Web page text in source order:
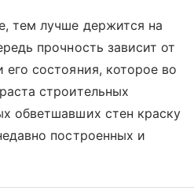
тем лучше держится на
прочность зависит от
его состояния, которое во
строительных
обветшавших стен краску
построенных и